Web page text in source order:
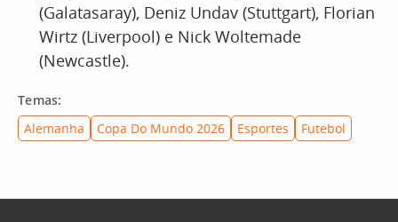
(Galatasaray), Deniz Undav (Stuttgart), Florian
Wirtz (Liverpool) e Nick Woltemade
(Newcastle).
Temas:
Alemanha
Copa Do Mundo 2026 Esportes Futebol